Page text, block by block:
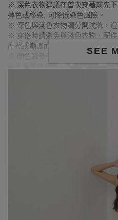
SEE
※ 深色衣物建議在首次穿著前先
掉色或移染, 可降低染色風險。
※ 深色與淺色衣物請分開洗滌，
※ 穿搭時請避免與淺色衣物、配
摩擦或潮濕而導致染色。
※ 顏色請參考單品圖片較為接近